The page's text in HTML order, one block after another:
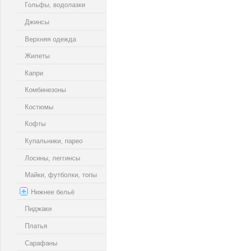
Гольфы, водолазки
Джинсы
Верхняя одежда
Жилеты
Капри
Комбинезоны
Костюмы
Кофты
Купальники, парео
Лосины, леггинсы
Майки, футболки, топы
Нижнее бельё
Пиджаки
Платья
Сарафаны